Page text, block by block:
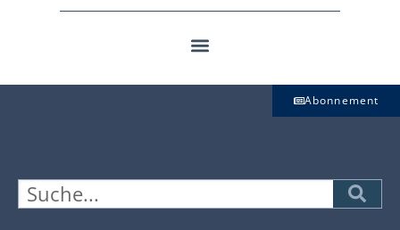
Abonnement